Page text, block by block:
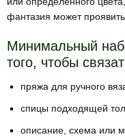
фантазия может
Минимальный
того, чтобы
пряжа для ручного
спицы подходящей
описание, схема или